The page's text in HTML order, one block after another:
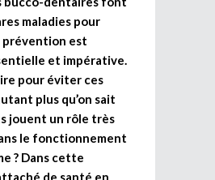
maladies pour
prévention est
et impérative.
pour éviter ces
plus qu’on sait
jouent un rôle très
le fonctionnement
? Dans cette
de santé en